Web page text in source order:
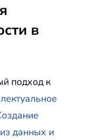
в
подход к
данных и